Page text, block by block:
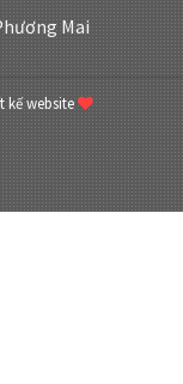
Mai
kế website